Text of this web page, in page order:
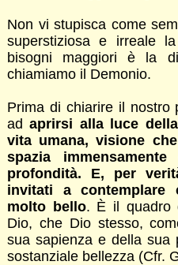
Non vi stupisca come
superstiziosa e irreale
bisogni maggiori è la
chiamiamo il Demonio.
Prima di chiarire il nostro
adaprirsi alla luce
vita umana, visione
spazia
profondità. E, per
invitati a contemplare
molto bello. È il quadro
Dio, che Dio stesso,
sua sapienza e della sua
sostanziale bellezza (Cfr.